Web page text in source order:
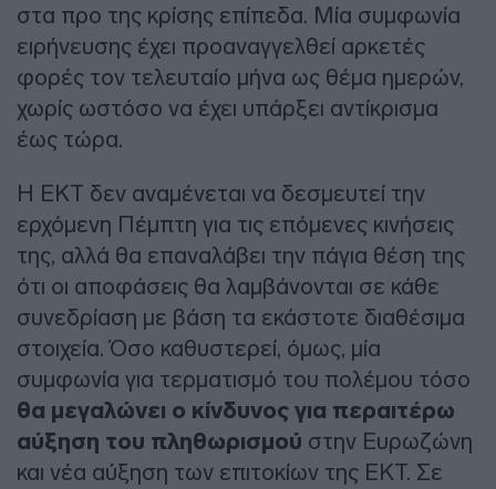
στα προ της κρίσης επίπεδα. Μία συμφωνία
ειρήνευσης έχει προαναγγελθεί αρκετές
φορές τον τελευταίο μήνα ως θέμα ημερών,
χωρίς ωστόσο να έχει υπάρξει αντίκρισμα
έως τώρα.
Η ΕΚΤ δεν αναμένεται να δεσμευτεί την
ερχόμενη Πέμπτη για τις επόμενες κινήσεις
της, αλλά θα επαναλάβει την πάγια θέση της
ότι οι αποφάσεις θα λαμβάνονται σε κάθε
συνεδρίαση με βάση τα εκάστοτε διαθέσιμα
στοιχεία. Όσο καθυστερεί, όμως, μία
συμφωνία για τερματισμό του πολέμου τόσο
θα μεγαλώνει ο κίνδυνος για περαιτέρω
αύξηση του πληθωρισμού στην Ευρωζώνη
και νέα αύξηση των επιτοκίων της ΕΚΤ. Σε